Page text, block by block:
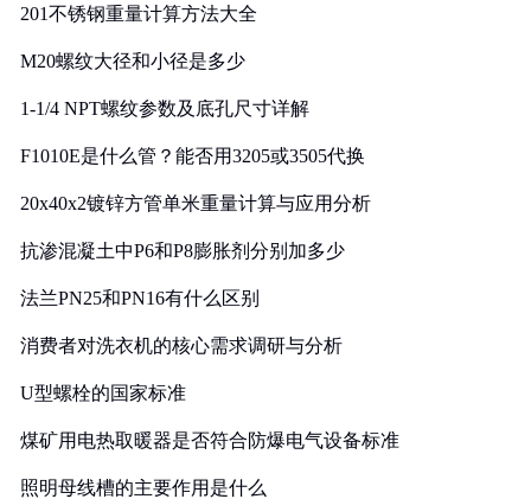
201不锈钢重量计算方法大全
M20螺纹大径和小径是多少
1-1/4 NPT螺纹参数及底孔尺寸详解
F1010E是什么管？能否用3205或3505代换
20x40x2镀锌方管单米重量计算与应用分析
抗渗混凝土中P6和P8膨胀剂分别加多少
法兰PN25和PN16有什么区别
消费者对洗衣机的核心需求调研与分析
U型螺栓的国家标准
煤矿用电热取暖器是否符合防爆电气设备标准
照明母线槽的主要作用是什么